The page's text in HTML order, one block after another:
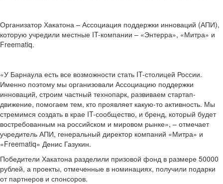
Организатор Хакатона – Ассоциация поддержки инноваций (АПИ),
которую учредили местные IT-компании – «Энтерра», «Митра» и
Freematiq.
«У Барнаула есть все возможности стать IT-столицей России.
Именно поэтому мы организовали Ассоциацию поддержки
инноваций, строим частный технопарк, развиваем стартап-
движение, помогаем тем, кто проявляет какую-то активность. Мы
стремимся создать в крае IT-сообщество, и бренд, который будет
востребованным на российском и мировом рынке», – отмечает
учредитель АПИ, генеральный директор компаний «Митра» и
«Freematiq» Денис Газукин.
Победители Хакатона разделили призовой фонд в размере 50000
рублей, а проекты, отмеченные в номинациях, получили подарки
от партнеров и спонсоров.